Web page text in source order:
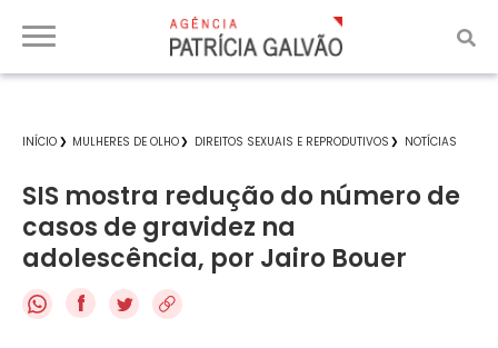
INÍCIO MULHERES DE OLHO DIREITOS SEXUAIS E REPRODUTIVOS NOTÍCIAS
SIS mostra redução do número de
casos de gravidez na
adolescência, por Jairo Bouer
f